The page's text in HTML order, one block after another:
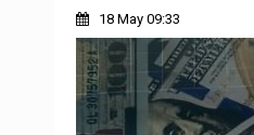
18 May 09:33